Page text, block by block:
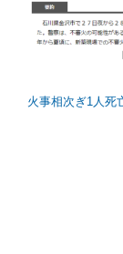
火事相次ぎ1人死